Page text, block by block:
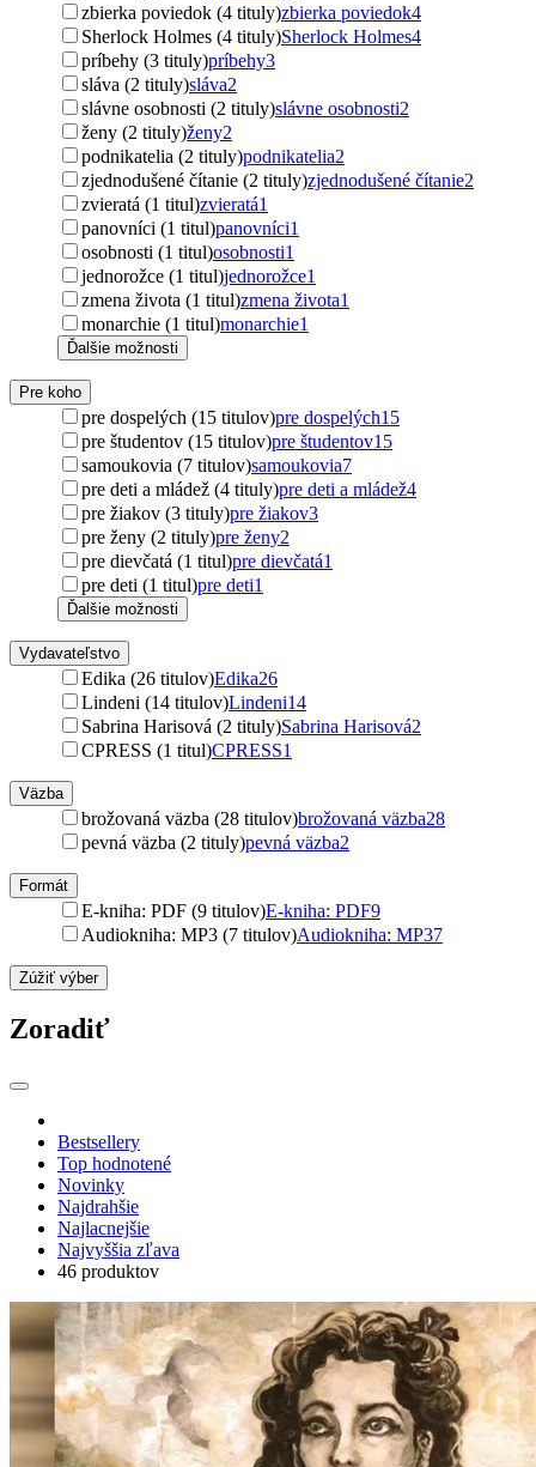
zbierka poviedok (4 tituly)zbierka poviedok4
Sherlock Holmes (4 tituly)Sherlock Holmes4
príbehy (3 tituly)príbehy3
sláva (2 tituly)sláva2
slávne osobnosti (2 tituly)slávne osobnosti2
ženy (2 tituly)ženy2
podnikatelia (2 tituly)podnikatelia2
zjednodušené čítanie (2 tituly)zjednodušené čítanie2
zvieratá (1 titul)zvieratá1
panovníci (1 titul)panovníci1
osobnosti (1 titul)osobnosti1
jednorožce (1 titul)jednorožce1
zmena života (1 titul)zmena života1
monarchie (1 titul)monarchie1
Ďalšie možnosti
Pre koho
pre dospelých (15 titulov)pre dospelých15
pre študentov (15 titulov)pre študentov15
samoukovia (7 titulov)samoukovia7
pre deti a mládež (4 tituly)pre deti a mládež4
pre žiakov (3 tituly)pre žiakov3
pre ženy (2 tituly)pre ženy2
pre dievčatá (1 titul)pre dievčatá1
pre deti (1 titul)pre deti1
Ďalšie možnosti
Vydavateľstvo
Edika (26 titulov)Edika26
Lindeni (14 titulov)Lindeni14
Sabrina Harisová (2 tituly)Sabrina Harisová2
CPRESS (1 titul)CPRESS1
Väzba
brožovaná väzba (28 titulov)brožovaná väzba28
pevná väzba (2 tituly)pevná väzba2
Formát
E-kniha: PDF (9 titulov)E-kniha: PDF9
Audiokniha: MP3 (7 titulov)Audiokniha: MP37
Zúžiť výber
Zoradiť
Bestsellery
Top hodnotené
Novinky
Najdrahšie
Najlacnejšie
Najvyššia zľava
46 produktov